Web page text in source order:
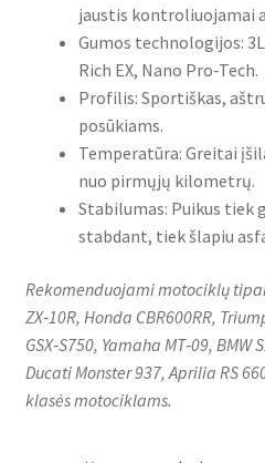
jaustis kontroliuojamai
Gumos technologijos:
Rich EX, Nano Pro‑Tech.
Profilis: Sportiškas,
posūkiams.
Temperatūra: Greitai
nuo pirmųjų kilometrų.
Stabilumas: Puikus tiek
stabdant, tiek šlapiu
Rekomenduojami motociklų
ZX‑10R, Honda CBR600RR,
GSX‑S750, Yamaha MT‑09, BMW
Ducati Monster 937, Aprilia RS
klasės motociklams.